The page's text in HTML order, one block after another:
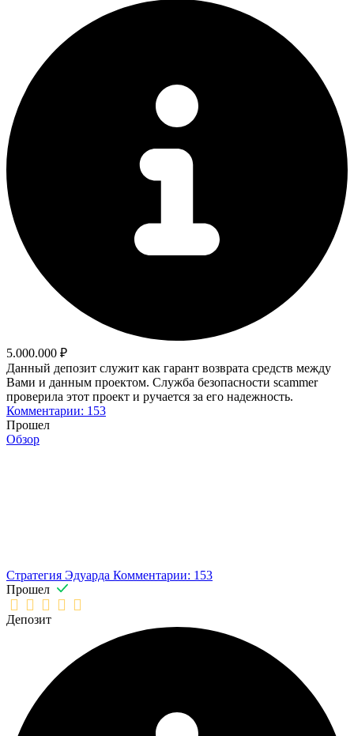
5.000.000 ₽
Данный депозит служит как гарант возврата средств между
Вами и данным проектом. Служба безопасности scammer
проверила этот проект и ручается за его надежность.
Комментарии: 153
Прошел
Обзор
Стратегия Эдуарда Комментарии: 153
Прошел
Депозит